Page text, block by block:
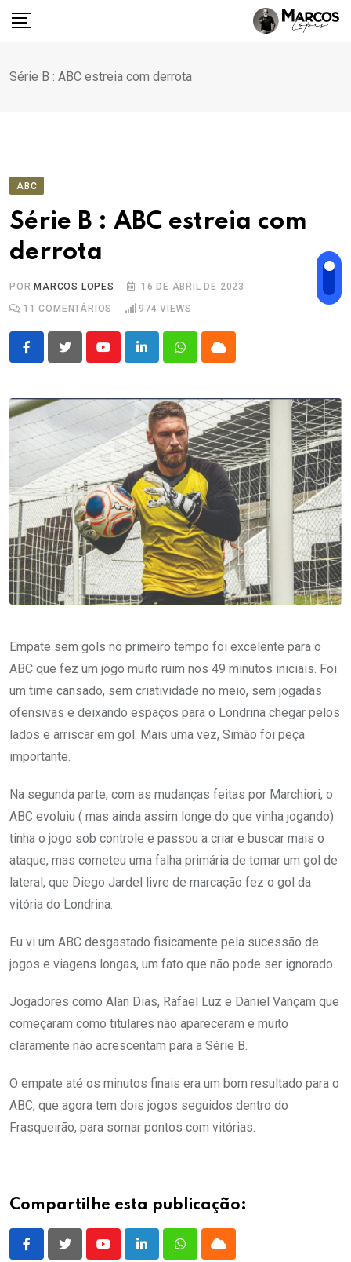
para
conteúdo
Série B : ABC estreia com derrota
ABC
Série B : ABC estreia com
derrota
PORMARCOS LOPES
16 DE ABRIL DE 2023
11 COMENTÁRIOS 974 VIEWS
YoutubeLinkedInWhatsappCloud
Empate sem gols no primeiro tempo foi excelente para o
ABC que fez um jogo muito ruim nos 49 minutos iniciais. Foi
um time cansado, sem criatividade no meio, sem jogadas
ofensivas e deixando espaços para o Londrina chegar pelos
lados e arriscar em gol. Mais uma vez, Simão foi peça
importante.
Na segunda parte, com as mudanças feitas por Marchiori, o
ABC evoluiu ( mas ainda assim longe do que vinha jogando)
tinha o jogo sob controle e passou a criar e buscar mais o
ataque, mas cometeu uma falha primária de tomar um gol de
lateral, que Diego Jardel livre de marcação fez o gol da
vitória do Londrina.
Eu vi um ABC desgastado fisicamente pela sucessão de
jogos e viagens longas, um fato que não pode ser ignorado.
Jogadores como Alan Dias, Rafael Luz e Daniel Vançam que
começaram como titulares não apareceram e muito
claramente não acrescentam para a Série B.
O empate até os minutos finais era um bom resultado para o
ABC, que agora tem dois jogos seguidos dentro do
Frasqueirão, para somar pontos com vitórias.
Compartilhe esta publicação:
YoutubeLinkedInWhatsappCloud